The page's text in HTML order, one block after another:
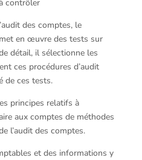
contrôler
des comptes, le
en œuvre des tests sur
détail, il sélectionne les
ces procédures d’audit
de ces tests.
principes relatifs à
aux comptes de méthodes
l’audit des comptes.
et des informations y